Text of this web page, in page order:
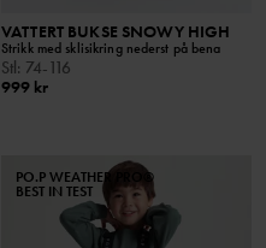
VATTERT BUKSE SNOWY HIGH
Strikk med sklisikring nederst på bena
Stl: 74-116
999 kr
PO.P WEATHER PRO®
BEST IN TEST